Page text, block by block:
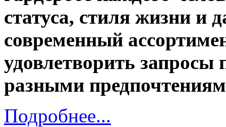
статуса, стиля жизни и
современный
удовлетворить
разными
Подробнее...